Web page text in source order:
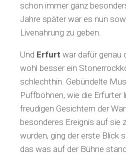
schon immer ganz
Jahre später war es nun
Livenahrung zu geben.
Und Erfurt war dafür genau
wohl besser ein
schlechthin. Gebündelte
Puffbohnen, wie die Erfurter
freudigen Gesichtern der
besonderes Ereignis auf sie
wurden, ging der erste Blick
das was auf der Bühne